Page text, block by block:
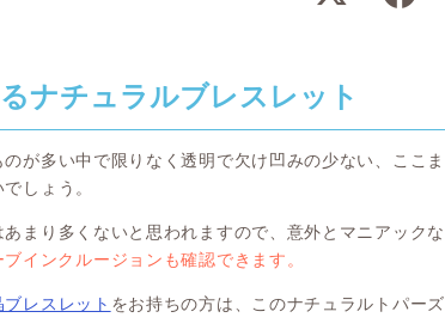
ナチュラルブレスレット
が多い中で限りなく透明で欠け凹みの少ない、ここま
しょう。
まり多くないと思われますので、意外とマニアックな
インクルージョンも確認できます。
レスレット をお持ちの方は、このナチュラルトパーズ